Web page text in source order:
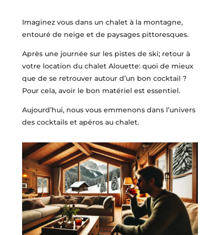
Imaginez vous dans un chalet à la montagne,
entouré de neige et de paysages pittoresques.
Après une journée sur les pistes de ski; retour à
votre location du chalet Alouette: quoi de mieux
que de se retrouver autour d’un bon cocktail ?
Pour cela, avoir le bon matériel est essentiel.
Aujourd’hui, nous vous emmenons dans l’univers
des cocktails et apéros au chalet.